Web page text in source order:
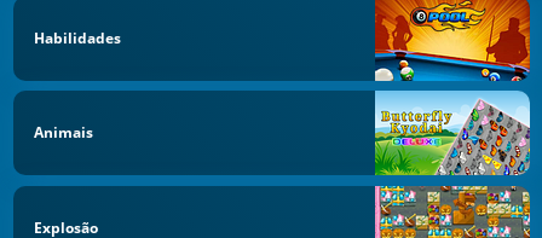
Habilidades
Animais
Explosão